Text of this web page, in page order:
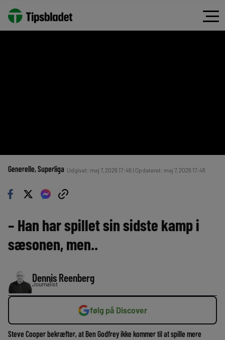
Generelle, Superliga Udgivet: maj 7, 2026 17:46 | Opdateret: maj 7, 2026 17:46
– Han har spillet sin sidste kamp i
sæsonen, men..
Dennis Reenberg
Journalist
følg på Discover
Steve Cooper bekræfter, at Ben Godfrey ikke kommer til at spille mere